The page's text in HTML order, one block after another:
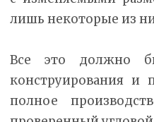
лишь некоторые из
Все это должно
конструирования и
полное